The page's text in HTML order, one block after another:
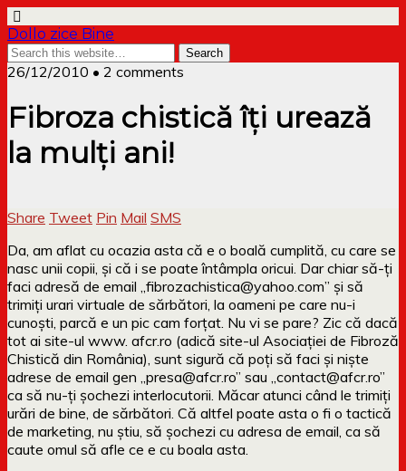
Dollo zice Bine
26/12/2010 • 2 comments
Fibroza chistică îți urează
la mulți ani!
Share Tweet Pin Mail SMS
Da, am aflat cu ocazia asta că e o boală cumplită, cu care se
nasc unii copii, și că i se poate întâmpla oricui. Dar chiar să-ți
faci adresă de email „fibrozachistica@yahoo.com” și să
trimiți urari virtuale de sărbători, la oameni pe care nu-i
cunoști, parcă e un pic cam forțat. Nu vi se pare? Zic că dacă
tot ai site-ul www. afcr.ro (adică site-ul Asociației de Fibroză
Chistică din România), sunt sigură că poți să faci și niște
adrese de email gen „presa@afcr.ro” sau „contact@afcr.ro”
ca să nu-ți șochezi interlocutorii. Măcar atunci când le trimiți
urări de bine, de sărbători. Că altfel poate asta o fi o tactică
de marketing, nu știu, să șochezi cu adresa de email, ca să
caute omul să afle ce e cu boala asta.